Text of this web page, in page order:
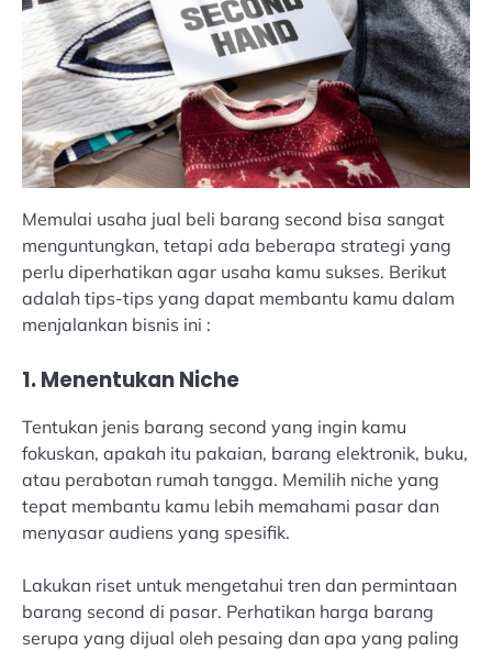
Memulai usaha jual beli barang second bisa sangat
menguntungkan, tetapi ada beberapa strategi yang
perlu diperhatikan agar usaha kamu sukses. Berikut
adalah tips-tips yang dapat membantu kamu dalam
menjalankan bisnis ini :
1. Menentukan Niche
Tentukan jenis barang second yang ingin kamu
fokuskan, apakah itu pakaian, barang elektronik, buku,
atau perabotan rumah tangga. Memilih niche yang
tepat membantu kamu lebih memahami pasar dan
menyasar audiens yang spesifik.
Lakukan riset untuk mengetahui tren dan permintaan
barang second di pasar. Perhatikan harga barang
serupa yang dijual oleh pesaing dan apa yang paling